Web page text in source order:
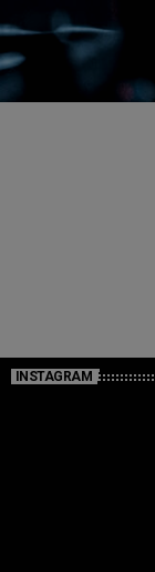
INSTAGRAM